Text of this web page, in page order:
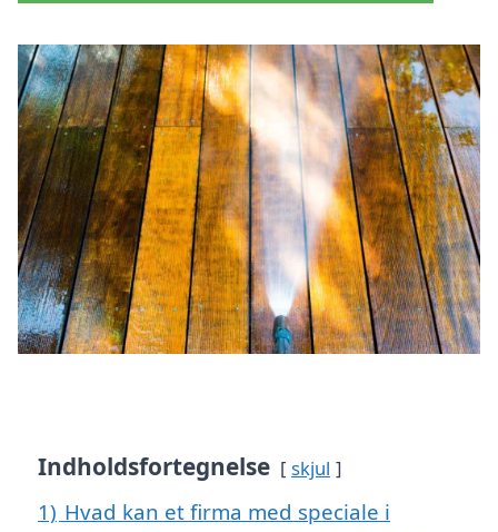
Indholdsfortegnelse skjul
1) Hvad kan et firma med speciale i